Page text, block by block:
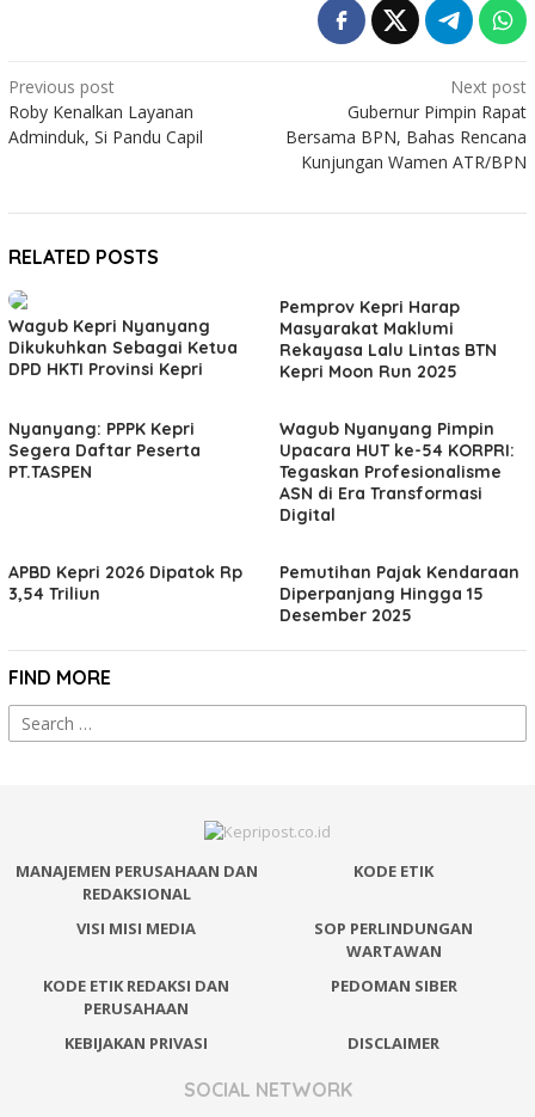
Post
navigation
Previous post
Roby Kenalkan Layanan
Adminduk, Si Pandu Capil
Next post
Gubernur Pimpin Rapat
Bersama BPN, Bahas Rencana
Kunjungan Wamen ATR/BPN
RELATED POSTS
Wagub Kepri Nyanyang
Dikukuhkan Sebagai Ketua
DPD HKTI Provinsi Kepri
Pemprov Kepri Harap
Masyarakat Maklumi
Rekayasa Lalu Lintas BTN
Kepri Moon Run 2025
Nyanyang: PPPK Kepri
Segera Daftar Peserta
PT.TASPEN
Wagub Nyanyang Pimpin
Upacara HUT ke-54 KORPRI:
Tegaskan Profesionalisme
ASN di Era Transformasi
Digital
APBD Kepri 2026 Dipatok Rp
3,54 Triliun
Pemutihan Pajak Kendaraan
Diperpanjang Hingga 15
Desember 2025
FIND MORE
Search
for:
MANAJEMEN PERUSAHAAN DAN
REDAKSIONAL
KODE ETIK
VISI MISI MEDIA
SOP PERLINDUNGAN
WARTAWAN
KODE ETIK REDAKSI DAN
PERUSAHAAN
PEDOMAN SIBER
KEBIJAKAN PRIVASI DISCLAIMER
SOCIAL NETWORK